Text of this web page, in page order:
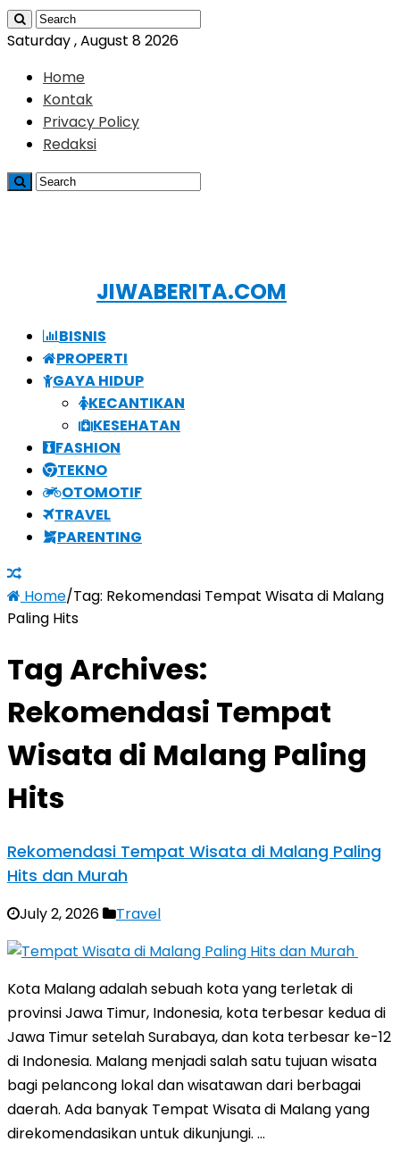
Saturday , August 8 2026
Home
Kontak
Privacy Policy
Redaksi
JIWABERITA.COM
BISNIS
PROPERTI
GAYA HIDUP
KECANTIKAN
KESEHATAN
FASHION
TEKNO
OTOMOTIF
TRAVEL
PARENTING
Home/Tag: Rekomendasi Tempat Wisata di Malang
Paling Hits
Tag Archives:
Rekomendasi Tempat
Wisata di Malang Paling
Hits
Rekomendasi Tempat Wisata di Malang Paling
Hits dan Murah
July 2, 2026 Travel
Kota Malang adalah sebuah kota yang terletak di
provinsi Jawa Timur, Indonesia, kota terbesar kedua di
Jawa Timur setelah Surabaya, dan kota terbesar ke-12
di Indonesia. Malang menjadi salah satu tujuan wisata
bagi pelancong lokal dan wisatawan dari berbagai
daerah. Ada banyak Tempat Wisata di Malang yang
direkomendasikan untuk dikunjungi. …